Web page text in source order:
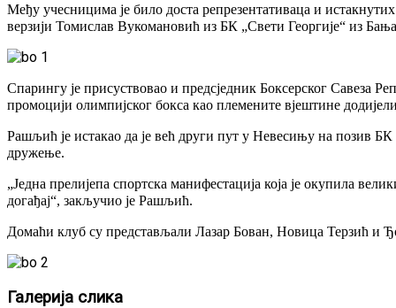
Међу учесницима је било доста репрезентативаца и
верзији Томислав Вукомановић из БК „Свети Георгије“ из
Спарингу је присуствовао и предсједник Боксерског Савеза
промоцији олимпијског бокса као племените вјештине
Рашљић је истакао да је већ други пут у Невесињу на позив
дружење.
„Једна прелијепа спортска манифестација која је окупила
догађај“, закључио је Рашљић.
Домаћи клуб су представљали Лазар Бован, Новица Терзић и
Галерија слика